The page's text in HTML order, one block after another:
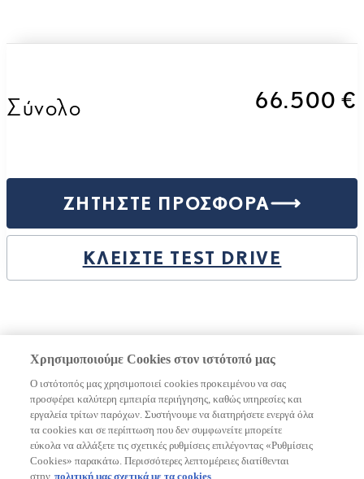
Σύνολο 66.500 €
ΖΗΤΗΣΤΕ ΠΡΟΣΦΟΡΑ
ΚΛΕΙΣΤΕ TEST DRIVE
Forced client side injection
POST https://dxp-webcarconfig.lexus-europe.com/v1/car-
config/gr/el?path=configure/0323fb5f-9bfa-4c22-92ac-
fb637f84c451/4f70a8ee-b085-48cc-999d-
583aafd00dca&c=287c4649-4e62-4ab2-af2f-c18fefe81311 with
body {"reduxState":{"carConfigSettings":{"loadedStepUrls":
Χρησιμοποιούμε Cookies στον ιστότοπό μας
Ο ιστότοπός μας χρησιμοποιεί cookies προκειμένου να σας
προσφέρει καλύτερη εμπειρία περιήγησης, καθώς υπηρεσίες και
εργαλεία τρίτων παρόχων. Συστήνουμε να διατηρήσετε ενεργά όλα
τα cookies και σε περίπτωση που δεν συμφωνείτε μπορείτε
εύκολα να αλλάξετε τις σχετικές ρυθμίσεις επιλέγοντας «Ρυθμίσεις
Cookies» παρακάτω. Περισσότερες λεπτομέρειες διατίθενται
στην πολιτική μας σχετικά με τα cookies